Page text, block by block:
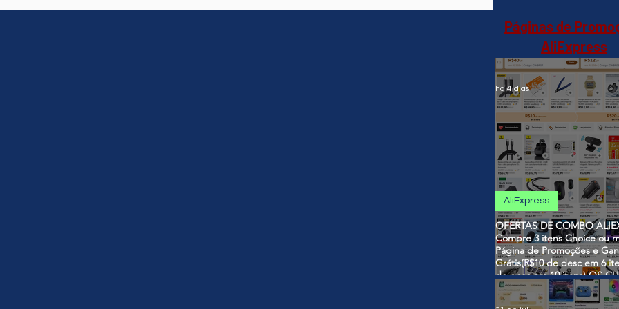
Páginas de
AliExpress
OFERTAS DE COMBO
Compre 3 itens Choice ou
Página de Promoções e
Grátis(R$10 de desc em 6
de desc em 10 itens) OS
SÃO VÁLIDOS NO COMBO
AliExpress
há 4 dias